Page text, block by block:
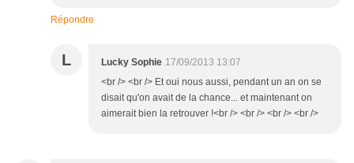
Répondre
L Lucky Sophie 17/09/2013 13:07
<br /> <br /> Et oui nous aussi, pendant un an on se
disait qu'on avait de la chance... et maintenant on
aimerait bien la retrouver !<br /> <br /> <br /> <br />